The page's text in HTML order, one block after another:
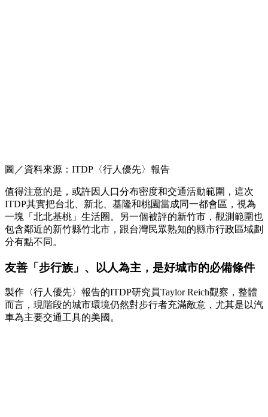
圖／資料來源：ITDP〈行人優先〉報告
值得注意的是，或許因人口分布密度和交通活動範圍，這次
ITDP其實把台北、新北、基隆和桃園當成同一都會區，視為
一塊「北北基桃」生活圈。另一個被評的新竹市，觀測範圍也
包含鄰近的新竹縣竹北市，跟台灣民眾熟知的縣市行政區域劃
分有點不同。
友善「步行族」、以人為主，是好城市的必備條件
製作〈行人優先〉報告的ITDP研究員Taylor Reich觀察，整體
而言，現階段的城市環境仍然對步行者充滿敵意，尤其是以汽
車為主要交通工具的美國。